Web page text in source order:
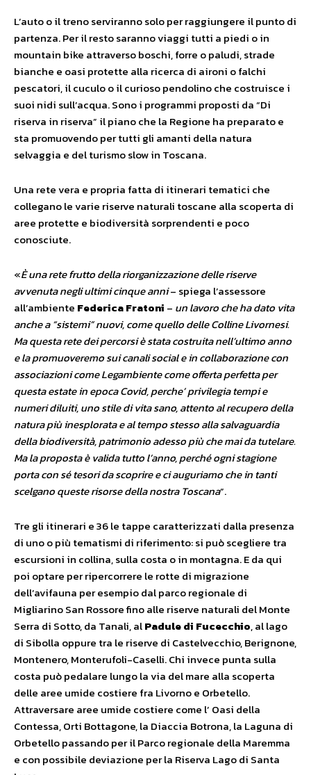
L’auto o il treno serviranno solo per raggiungere il punto di
partenza. Per il resto saranno viaggi tutti a piedi o in
mountain bike attraverso boschi, forre o paludi, strade
bianche e oasi protette alla ricerca di aironi o falchi
pescatori, il cuculo o il curioso pendolino che costruisce i
suoi nidi sull’acqua. Sono i programmi proposti da “Di
riserva in riserva” il piano che la Regione ha preparato e
sta promuovendo per tutti gli amanti della natura
selvaggia e del turismo slow in Toscana.
Una rete vera e propria fatta di itinerari tematici che
collegano le varie riserve naturali toscane alla scoperta di
aree protette e biodiversità sorprendenti e poco
conosciute.
«È una rete frutto della riorganizzazione delle riserve
avvenuta negli ultimi cinque anni– spiega l’assessore
all’ambiente Federica Fratoni – un lavoro che ha dato vita
anche a “sistemi” nuovi, come quello delle Colline Livornesi.
Ma questa rete dei percorsi è stata costruita nell’ultimo anno
e la promuoveremo sui canali social e in collaborazione con
associazioni come Legambiente come offerta perfetta per
questa estate in epoca Covid, perche’ privilegia tempi e
numeri diluiti, uno stile di vita sano, attento al recupero della
natura più inesplorata e al tempo stesso alla salvaguardia
della biodiversità, patrimonio adesso più che mai da tutelare.
Ma la proposta è valida tutto l’anno, perché ogni stagione
porta con sé tesori da scoprire e ci auguriamo che in tanti
scelgano queste risorse della nostra Toscana”.
Tre gli itinerari e 36 le tappe caratterizzati dalla presenza
di uno o più tematismi di riferimento: si può scegliere tra
escursioni in collina, sulla costa o in montagna. E da qui
poi optare per ripercorrere le rotte di migrazione
dell’avifauna per esempio dal parco regionale di
Migliarino San Rossore fino alle riserve naturali del Monte
Serra di Sotto, da Tanali, alPadule di Fucecchio, al lago
di Sibolla oppure tra le riserve di Castelvecchio, Berignone,
Montenero, Monterufoli-Caselli. Chi invece punta sulla
costa può pedalare lungo la via del mare alla scoperta
delle aree umide costiere fra Livorno e Orbetello.
Attraversare aree umide costiere come l’ Oasi della
Contessa, Orti Bottagone, la Diaccia Botrona, la Laguna di
Orbetello passando per il Parco regionale della Maremma
e con possibile deviazione per la Riserva Lago di Santa